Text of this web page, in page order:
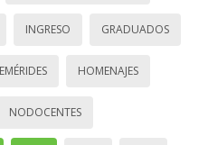
INGRESO GRADUADOS
HOMENAJES
NODOCENTES